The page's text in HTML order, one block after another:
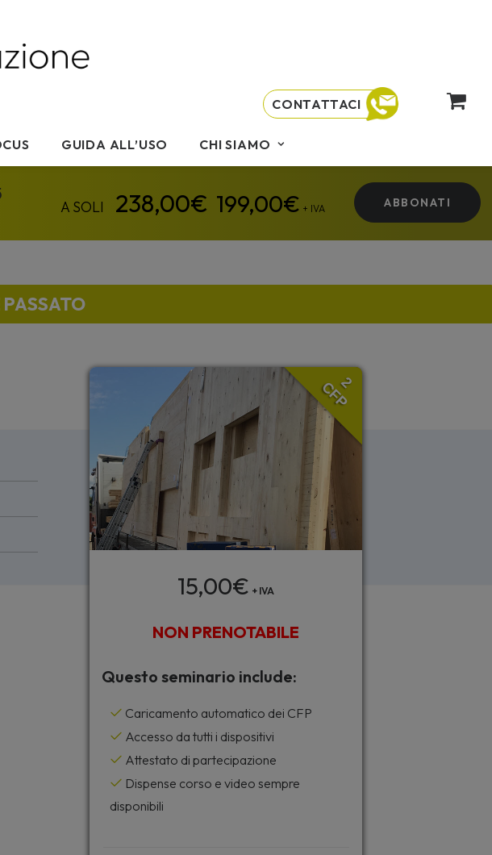
GUIDA ALL’USO CHI SIAMO
CONTATTACI
199,00€ + IVA ABBONATI
PASSATO
2
CFP
15,00€ + IVA
NON PRENOTABILE
Questo seminario include:
Caricamento automatico dei CFP
Accesso da tutti i dispositivi
Attestato di partecipazione
Dispense corso e video sempre
disponibili